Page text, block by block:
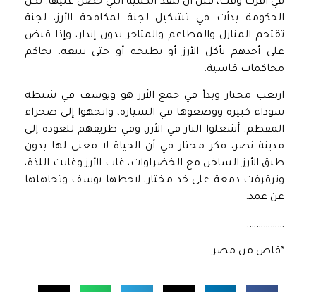
الحكومة بدأت في تشكيل لجنة لمكافحة الأرز، لجنة
تقتحم المنازل والمطاعم والمتاجر بدون إنذار، وإذا قبض
على أحدهم يأكل الأرز أو يطبخه أو حتى يبيعه، يحاكم
محاكمات قاسية.
ارتعب مختار وبدأ في جمع الأرز هو ويوسف في شنطة
سوداء كبيرة ووضعوها في السيارة، واتجهوا إلى صحراء
المقطم. أشعلوا النار في الأرز، وفي طريقهم للعودة إلى
مدينة نصر، فكر مختار في أن الحياة لا معنى لها بدون
طبق الأرز الساخن مع الخضراوات، غاب الأرز وغابت اللذة،
وترقرقت دمعة على خد مختار، لاحظها يوسف وتجاهلها
عن عمد.
…………….
*قاص من مصر